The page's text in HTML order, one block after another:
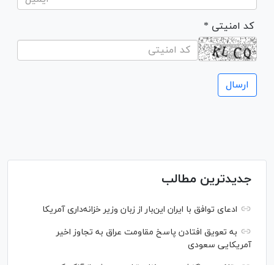
* کد امنیتی
جدیدترین مطالب
ادعای توافق با ایران این‌بار از زبان وزیر خزانه‌داری آمریکا
به تعویق افتادن پاسخ مقاومت عراق به تجاوز اخیر
آمریکایی سعودی